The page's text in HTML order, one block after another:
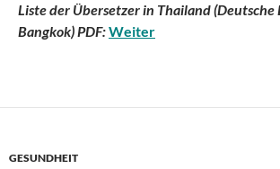
Liste der Übersetzer in Thailand (Deutsche
Bangkok) PDF:Weiter
GESUNDHEIT